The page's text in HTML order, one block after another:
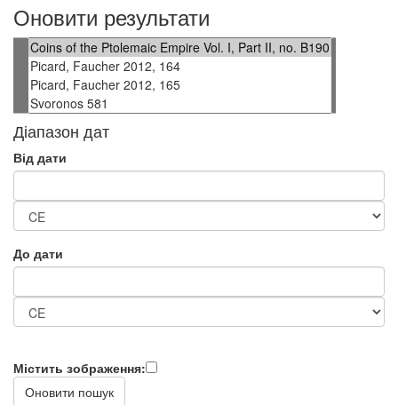
Оновити результати
Діапазон дат
Від дати
До дати
Містить зображення: